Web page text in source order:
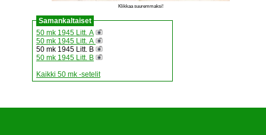
Klikkaa suuremmaksi!
Samankaltaiset
50 mk 1945 Litt. A
50 mk 1945 Litt. A
50 mk 1945 Litt. B
50 mk 1945 Litt. B
Kaikki 50 mk -setelit